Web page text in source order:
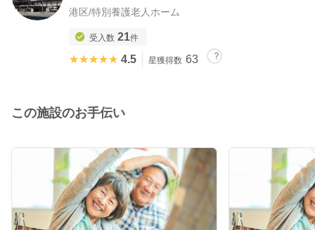
港区/特別養護老人ホーム
受入数 21件
★★★★★
★★★★★ 4.5 星獲得数 63
この施設のお手伝い